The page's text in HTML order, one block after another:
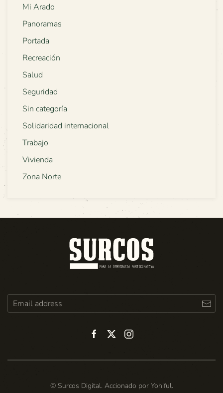
Mi Arado
Panoramas
Portada
Recreación
Salud
Seguridad
Sin categoría
Solidaridad internacional
Trabajo
Vivienda
Zona Norte
© Surcos Digital. Accionado por Yohiful.